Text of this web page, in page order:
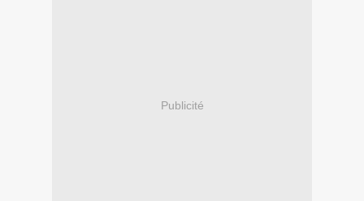
Publicité